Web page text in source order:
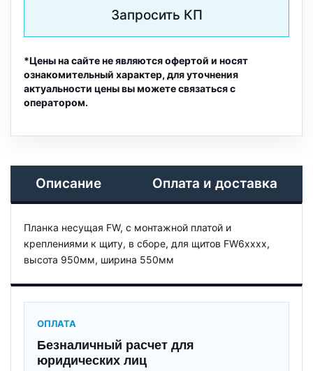
Запросить КП
*Цены на сайте не являются офертой и носят
ознакомительный характер, для уточнения
актуальности цены вы можете связаться с
оператором.
Описание Оплата и доставка
Планка несущая FW, с монтажной платой и
креплениями к щиту, в сборе, для щитов FW6xxxx,
высота 950мм, ширина 550мм
ОПЛАТА
Безналичный расчет для
юридических лиц